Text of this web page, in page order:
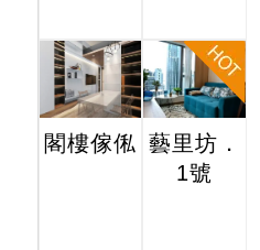
閣樓傢俬 藝里坊．
1號